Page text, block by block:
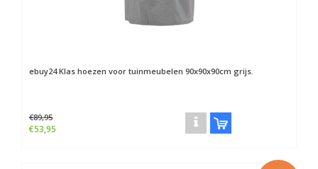
ebuy24Klas hoezen voor tuinmeubelen 90x90x90cm grijs.
€89,95
€53,95